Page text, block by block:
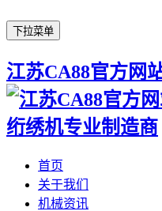
下拉菜单
江苏CA88官方网
首页
关于我们
机械资讯